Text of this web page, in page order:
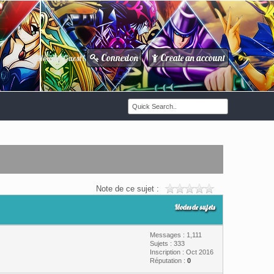
Howdy Guest! Connexion / Create an account
Note de ce sujet :
Modes de sujets
Messages : 1,111
Sujets : 333
Inscription : Oct 2016
Réputation : 0